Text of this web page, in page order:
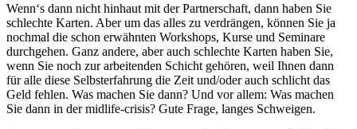
Wenn‘s dann nicht hinhaut mit der Partnerschaft, dann haben Sie
schlechte Karten. Aber um das alles zu verdrängen, können Sie ja
nochmal die schon erwähnten Workshops, Kurse und Seminare
durchgehen. Ganz andere, aber auch schlechte Karten haben Sie,
wenn Sie noch zur arbeitenden Schicht gehören, weil Ihnen dann
für alle diese Selbsterfahrung die Zeit und/oder auch schlicht das
Geld fehlen. Was machen Sie dann? Und vor allem: Was machen
Sie dann in der midlife-crisis? Gute Frage, langes Schweigen.